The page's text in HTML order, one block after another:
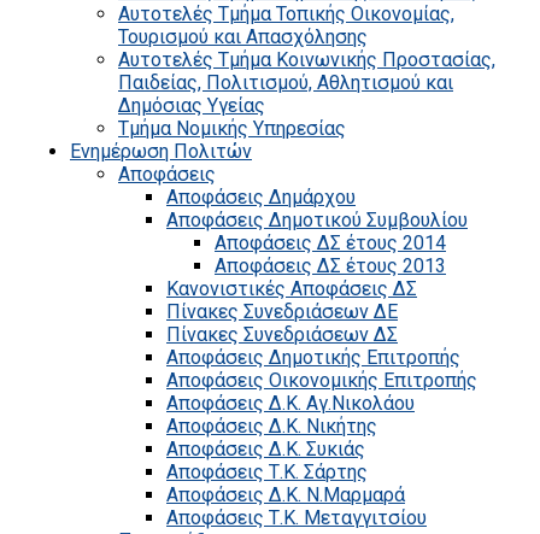
Αυτοτελές Τμήμα Τοπικής Οικονομίας,
Τουρισμού και Απασχόλησης
Αυτοτελές Τμήμα Κοινωνικής Προστασίας,
Παιδείας, Πολιτισμού, Αθλητισμού και
Δημόσιας Υγείας
Τμήμα Νομικής Υπηρεσίας
Ενημέρωση Πολιτών
Αποφάσεις
Αποφάσεις Δημάρχου
Αποφάσεις Δημοτικού Συμβουλίου
Αποφάσεις ΔΣ έτους 2014
Αποφάσεις ΔΣ έτους 2013
Κανονιστικές Αποφάσεις ΔΣ
Πίνακες Συνεδριάσεων ΔΕ
Πίνακες Συνεδριάσεων ΔΣ
Αποφάσεις Δημοτικής Επιτροπής
Αποφάσεις Οικονομικής Επιτροπής
Αποφάσεις Δ.Κ. Αγ.Νικολάου
Αποφάσεις Δ.Κ. Νικήτης
Αποφάσεις Δ.Κ. Συκιάς
Αποφάσεις Τ.Κ. Σάρτης
Αποφάσεις Δ.Κ. Ν.Μαρμαρά
Αποφάσεις Τ.Κ. Μεταγγιτσίου